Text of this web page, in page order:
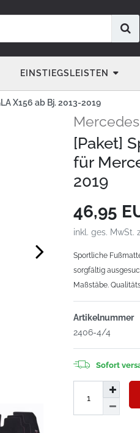
EINSTIEGSLEISTEN
X156 ab Bj. 2013-2019
Mercedes
[Paket]
für
2019
46,95
inkl. ges. MwSt.
Sportliche
sorgfältig
Maßstäbe.
Artikelnummer
2406-4/4
Sofort